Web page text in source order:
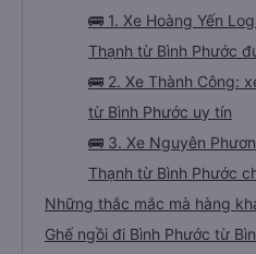
🚌 1. Xe Hoàng Yến
Thạnh từ Bình Phước
🚌 2. Xe Thành Công:
từ Bình Phước uy tín
🚌 3. Xe Nguyên
Thạnh từ Bình Phước
Những thắc mắc mà hàng
Ghế ngồi đi Bình Phước từ